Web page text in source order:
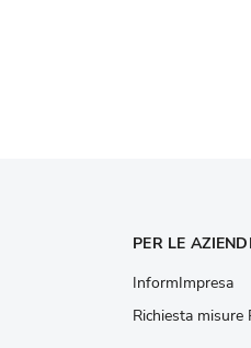
PER LE
InformImpresa
Richiesta misure